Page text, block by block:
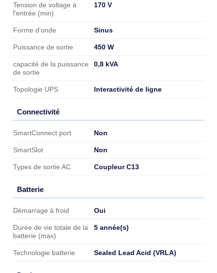
Tension de voltage à
l'entrée (min)
170 V
Forme d'onde Sinus
Puissance de sortie 450 W
capacité de la puissance
de sortie
0,8 kVA
Topologie UPS Interactivité de ligne
Connectivité
Connectivité
SmartConnect port Non
SmartSlot Non
Types de sortie AC Coupleur C13
Batterie
Batterie
Démarrage à froid Oui
Durée de vie totale de la
batterie (max)
5 année(s)
Technologie batterie Sealed Lead Acid (VRLA)